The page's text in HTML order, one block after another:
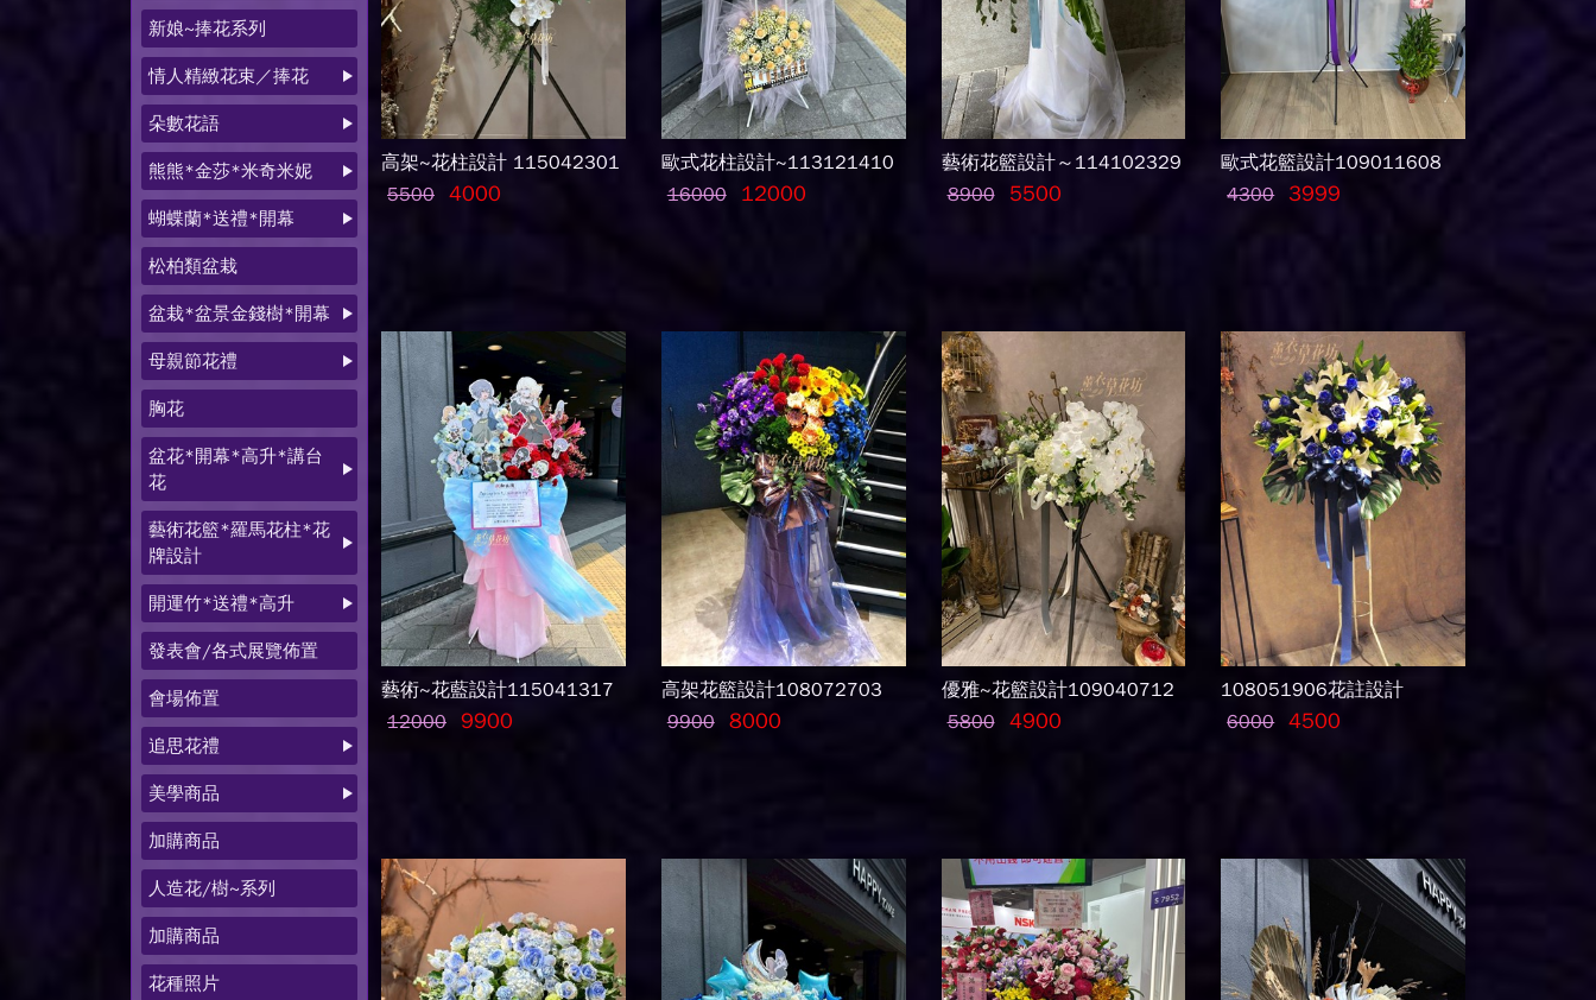
新娘~捧花系列
情人精緻花束／捧花
朵數花語
熊熊*金莎*米奇米妮
蝴蝶蘭*送禮*開幕
松柏類盆栽
盆栽*盆景金錢樹*開幕
母親節花禮
胸花
盆花*開幕*高升*講台
花
藝術花籃*羅馬花柱*花
牌設計
開運竹*送禮*高升
發表會/各式展覽佈置
會場佈置
追思花禮
美學商品
加購商品
人造花/樹~系列
加購商品
花種照片
高架~花柱設計 115042301
5500 4000
歐式花柱設計~113121410
16000
12000
藝術花籃設計～114102329
8900
5500
歐式花籃設計109011608
4300 3999
藝術~花藍設計115041317
12000 9900
高架花籃設計108072703
9900
8000
優雅~花籃設計109040712
5800
4900
108051906花註設計
6000 4500